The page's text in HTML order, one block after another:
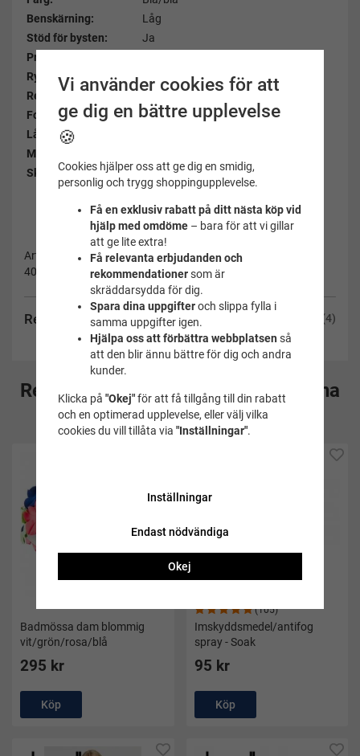
Recensioner (4)
Benskärning:
Låg
Stöd för bysten:
Ja
Protesfunktion:
Ryggmodell:
Reglerbara axelband:
Fodrad:
Ja
Lång överkropp:
Material:
Skötselråd:
Se bifogad länk
Artikelnummer:
406015-6660-B/C-36
Rekommenderade tillbehör till denna
produkt
Badmössa dam blommig
vit/grön/rosa/blå
295 kr
Köp
(105)
Imskyddsmedel/antifog
spray - Soak
95 kr
Köp
Vi använder cookies för att
ge dig en bättre upplevelse
🍪
Cookies hjälper oss att ge dig en smidig,
personlig och trygg shoppingupplevelse.
Få en exklusiv rabatt på ditt nästa köp vid
hjälp med omdöme– bara för att vi gillar
att ge lite extra!
Få relevanta erbjudanden och
rekommendationersom är
skräddarsydda för dig.
Spara dina uppgifteroch slippa fylla i
samma uppgifter igen.
Hjälpa oss att förbättra webbplatsen så
att den blir ännu bättre för dig och andra
kunder.
Klicka på "Okej"för att få tillgång till din rabatt
och en optimerad upplevelse, eller välj vilka
cookies du vill tillåta via "Inställningar".
Inställningar
Endast nödvändiga
Okej